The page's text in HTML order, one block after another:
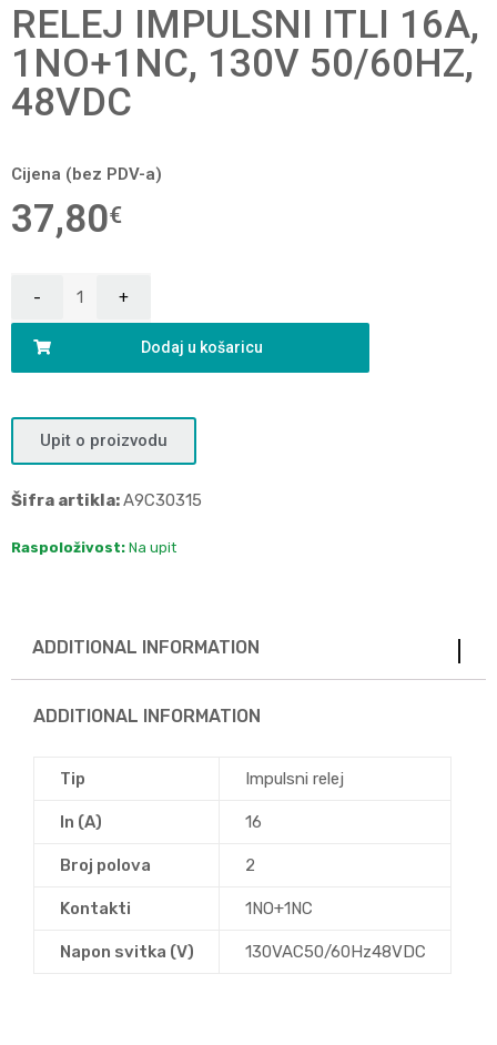
RELEJ IMPULSNI ITLI 16A,
1NO+1NC, 130V 50/60HZ,
48VDC
Cijena (bez PDV-a)
37,80€
Dodaj u košaricu
Upit o proizvodu
Šifra artikla:A9C30315
Raspoloživost: Na upit
ADDITIONAL INFORMATION
ADDITIONAL INFORMATION
Tip Impulsni relej
In (A) 16
Broj polova 2
Kontakti 1NO+1NC
Napon svitka (V) 130VAC50/60Hz48VDC